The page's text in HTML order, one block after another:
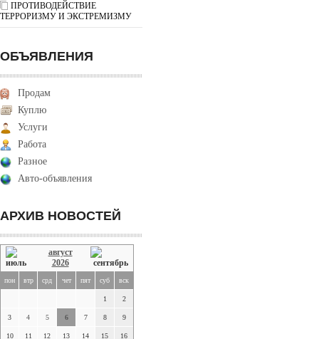
ПРОТИВОДЕЙСТВИЕ
ТЕРРОРИЗМУ И ЭКСТРЕМИЗМУ
ОБЪЯВЛЕНИЯ
Продам
Куплю
Услуги
Работа
Разное
Авто-объявления
АРХИВ НОВОСТЕЙ
август
2026
пон втр срд чет пят суб вск
1 2
3 4 5 6 7 8 9
10 11 12 13 14 15 16